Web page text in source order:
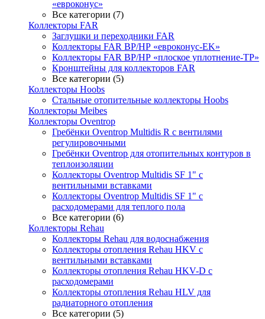
«евроконус»
Все категории (7)
Коллекторы FAR
Заглушки и переходники FAR
Коллекторы FAR ВР/НР «евроконус-EK»
Коллекторы FAR ВР/НР «плоское уплотнение-TP»
Кронштейны для коллекторов FAR
Все категории (5)
Коллекторы Hoobs
Стальные отопительные коллекторы Hoobs
Коллекторы Meibes
Коллекторы Oventrop
Гребёнки Oventrop Multidis R с вентилями
регулировочными
Гребёнки Oventrop для отопительных контуров в
теплоизоляции
Коллекторы Oventrop Multidis SF 1" с
вентильными вставками
Коллекторы Oventrop Multidis SF 1" с
расходомерами для теплого пола
Все категории (6)
Коллекторы Rehau
Коллекторы Rehau для водоснабжения
Коллекторы отопления Rehau HKV с
вентильными вставками
Коллекторы отопления Rehau HKV-D с
расходомерами
Коллекторы отопления Rehau HLV для
радиаторного отопления
Все категории (5)